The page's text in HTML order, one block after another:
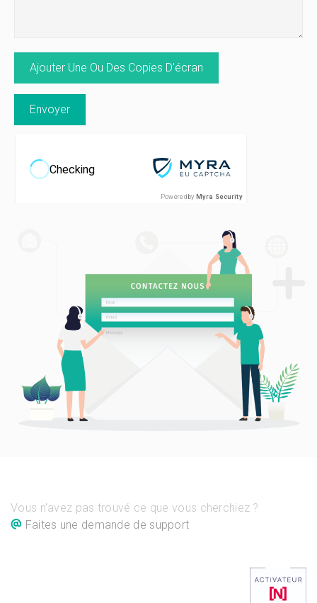
Powered by Myra Security
Vous n'avez pas trouvé ce que vous cherchiez ?
Faites une demande de support